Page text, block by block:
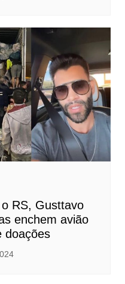
RS, Gusttavo
enchem avião
doações